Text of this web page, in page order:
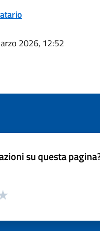
2026, 12:52
su questa